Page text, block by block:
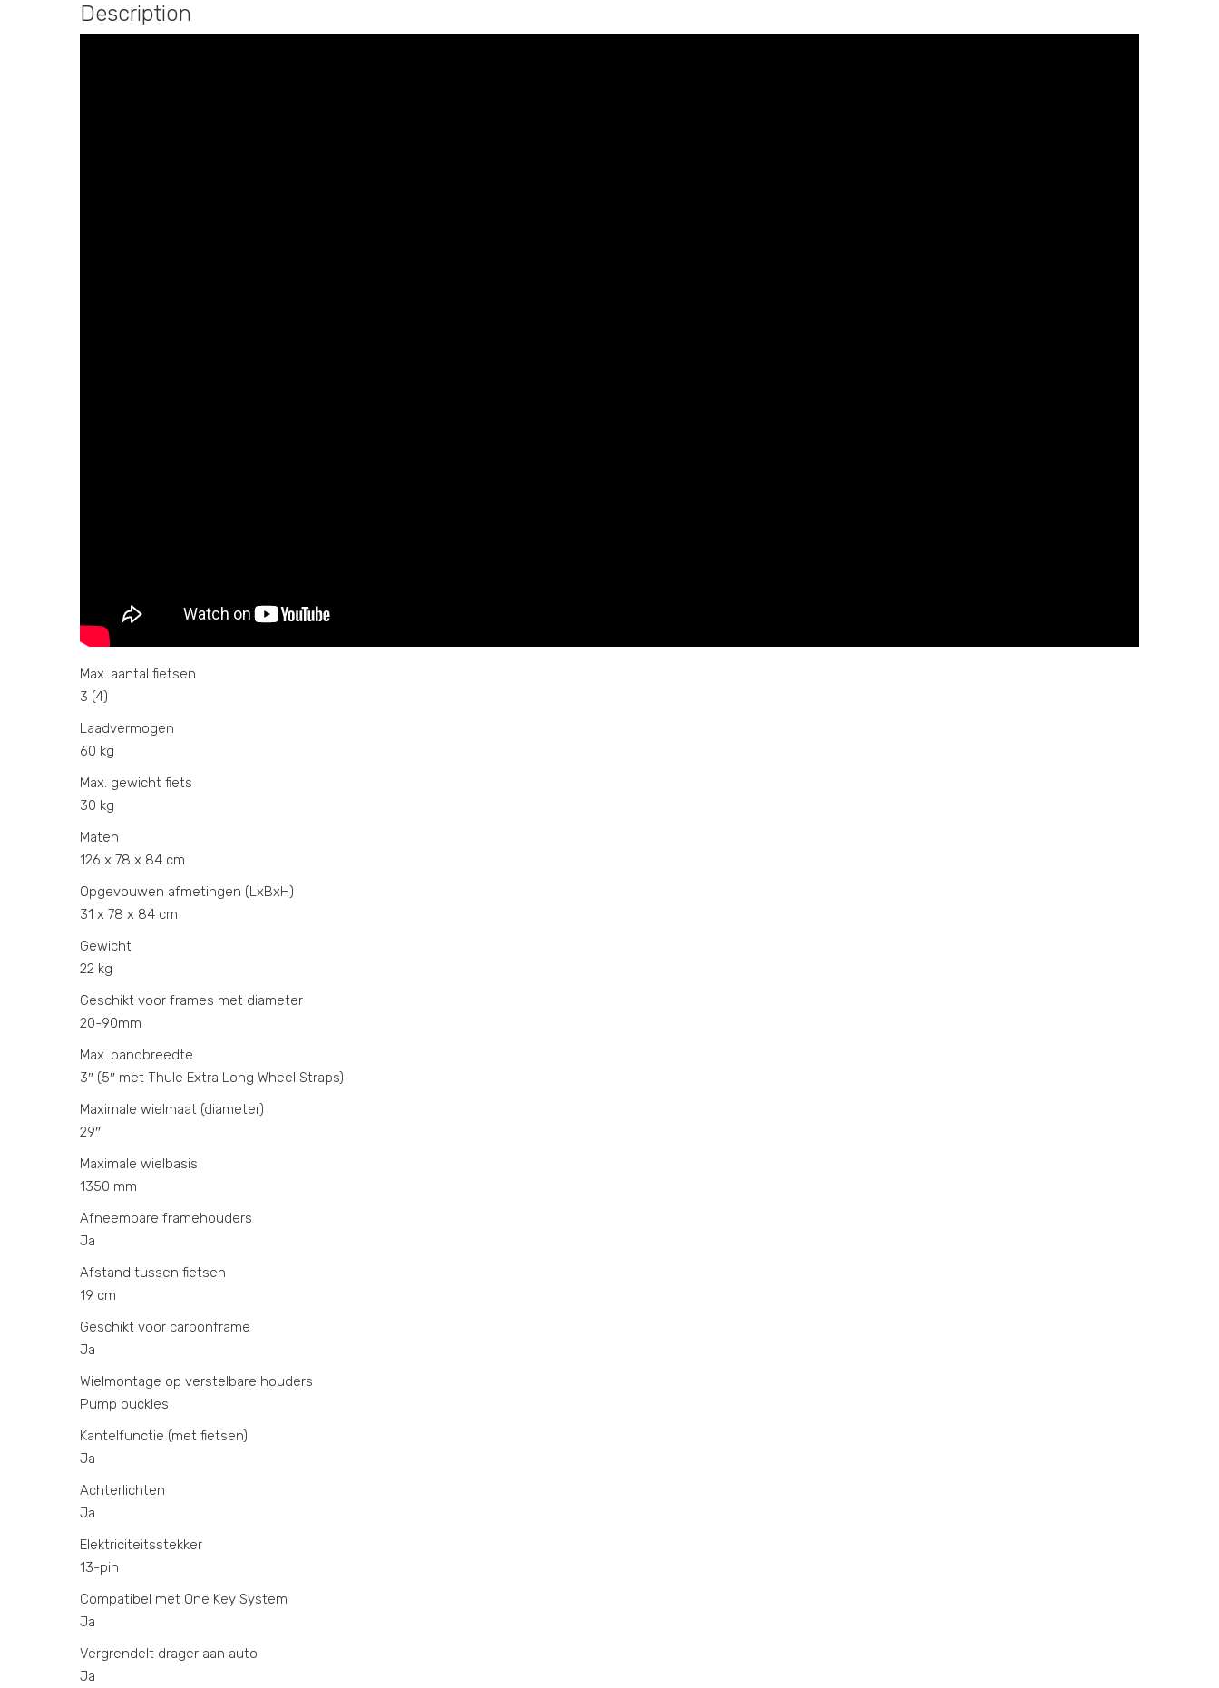
Description
Max. aantal fietsen
3 (4)
Laadvermogen
60 kg
Max. gewicht fiets
30 kg
Maten
126 x 78 x 84 cm
Opgevouwen afmetingen (LxBxH)
31 x 78 x 84 cm
Gewicht
22 kg
Geschikt voor frames met diameter
20-90mm
Max. bandbreedte
3″ (5″ met Thule Extra Long Wheel Straps)
Maximale wielmaat (diameter)
29″
Maximale wielbasis
1350 mm
Afneembare framehouders
Ja
Afstand tussen fietsen
19 cm
Geschikt voor carbonframe
Ja
Wielmontage op verstelbare houders
Pump buckles
Kantelfunctie (met fietsen)
Ja
Achterlichten
Ja
Elektriciteitsstekker
13-pin
Compatibel met One Key System
Ja
Vergrendelt drager aan auto
Ja